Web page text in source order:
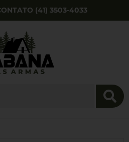
(41) 3503-4033